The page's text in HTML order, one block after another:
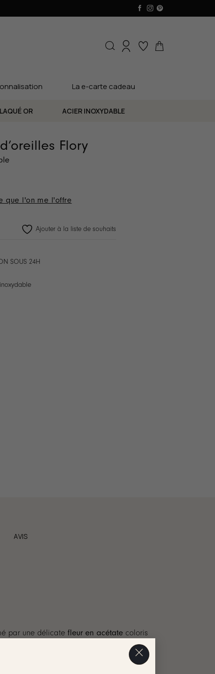
La e-carte cadeau
OR ACIER INOXYDABLE
Flory
que l'on me l'offre
Ajouter à la liste de souhaits
SOUS 24H
AVIS
par une délicatefleur en acétate coloris